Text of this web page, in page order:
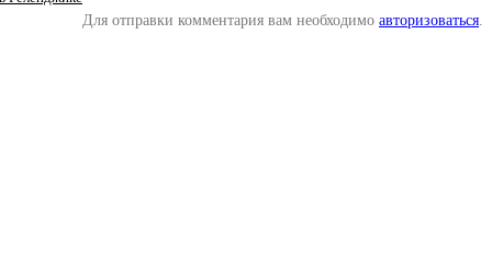
Для отправки комментария вам необходимо авторизоваться